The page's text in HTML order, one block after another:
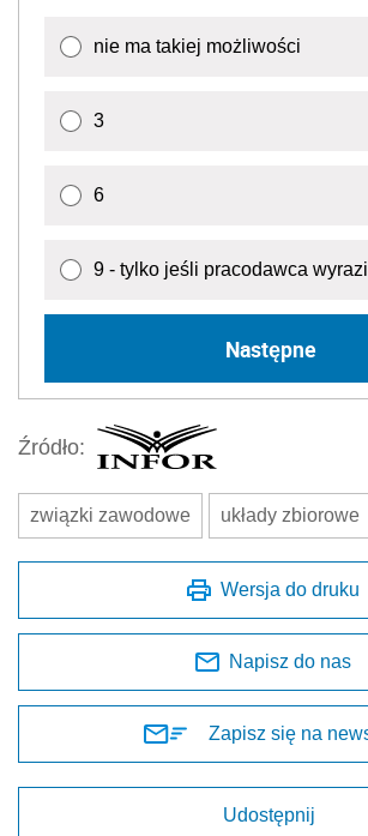
nie ma takiej możliwości
3
6
9 - tylko jeśli pracodawca
Następne
Źródło:
związki zawodowe układy zbiorowe
Wersja do druku
Napisz do nas
Zapisz się na
Udostępnij